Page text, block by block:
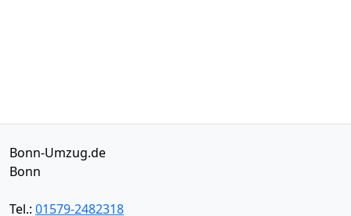
Bonn-Umzug.de
Bonn
Tel.: 01579-2482318